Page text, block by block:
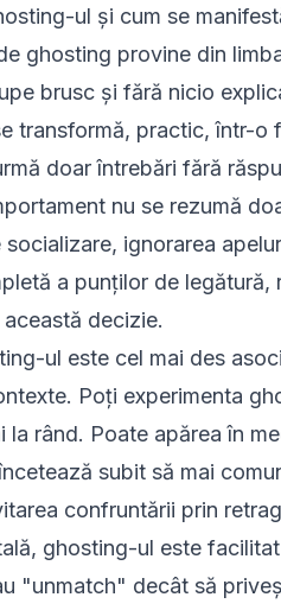
ul și cum se
ghosting provine din
brusc și fără nicio
transformă, practic, într-o
doar întrebări fără
nu se rezumă
socializare, ignorarea
a punților de legătură,
decizie.
ul este cel mai des
Poți experimenta
la rând. Poate apărea în
subit să mai
confruntării prin
ghosting-ul este
"unmatch" decât să